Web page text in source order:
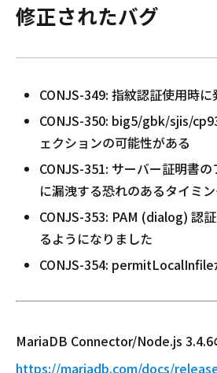
修正されたバグ
CONJS-349: 指紋認証使用時
CONJS-350: big5/gbk/sjis/
ェクションの可能性がある
CONJS-351: サーバー証明書
に漏洩する恐れのあるタイミ
CONJS-353: PAM (dialog) 認
るようになりました
CONJS-354: permitLocalInfile
MariaDB Connector/Node.js
https://mariadb.com/docs/